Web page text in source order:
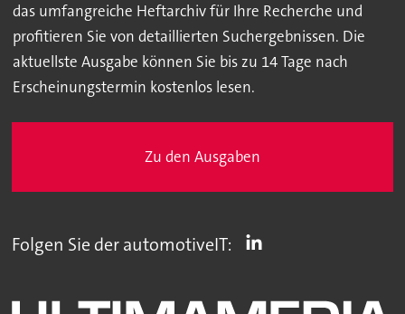
das umfangreiche Heftarchiv für Ihre Recherche und
profitieren Sie von detaillierten Suchergebnissen. Die
aktuellste Ausgabe können Sie bis zu 14 Tage nach
Erscheinungstermin kostenlos lesen.
Zu den Ausgaben
Folgen Sie der automotiveIT: